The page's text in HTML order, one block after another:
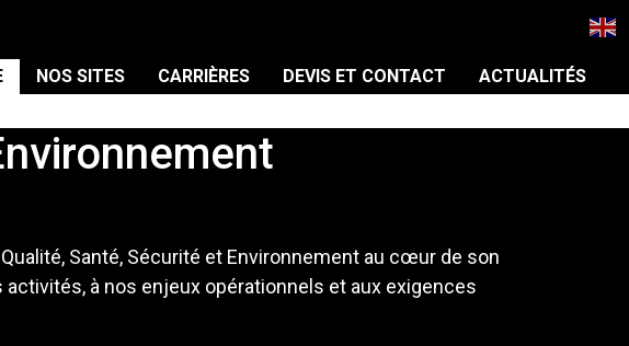
NOS SITES CARRIÈRES DEVIS ET CONTACT ACTUALITÉS
Santé, Sécurité et Environnement au cœur de son
à nos enjeux opérationnels et aux exigences